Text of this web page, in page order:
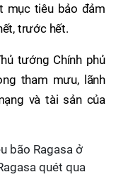
mục tiêu bảo đảm
trước hết.
tướng Chính phủ
tham mưu, lãnh
và tài sản của
bão Ragasa ở
quét qua